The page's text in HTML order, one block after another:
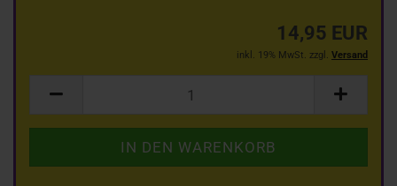
14,95 EUR
inkl. 19% MwSt. zzgl. Versand